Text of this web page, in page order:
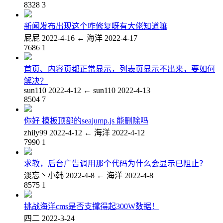
8328 3
新闻发布出现这个咋修复呀有大佬知道嘛
屁屁 2022-4-16 ← 海洋 2022-4-17
7686 1
首页、内容页都正常显示，列表页显示不出来，要如何
解决？
sun110 2022-4-12 ← sun110 2022-4-13
8504 7
你好 模板顶部的seajump.js 能删除吗
zhily99 2022-4-12 ← 海洋 2022-4-12
7990 1
求教，后台广告调用那个代码为什么会显示已阻止？
淡忘丶小韩 2022-4-8 ← 海洋 2022-4-8
8575 1
挑战海洋cms是否支撑得起300W数据！
四二 2022-3-24